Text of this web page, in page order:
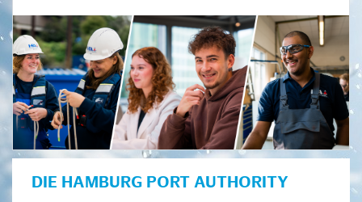
DIE HAMBURG PORT AUTHORITY